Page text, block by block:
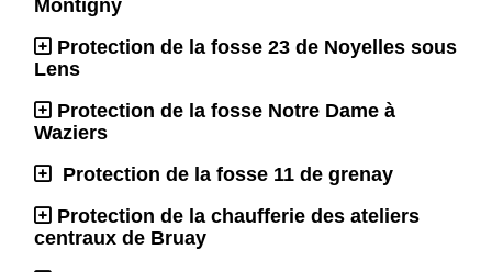
Montigny
Protection de la fosse 23 de Noyelles sous
Lens
Protection de la fosse Notre Dame à
Waziers
Protection de la fosse 11 de grenay
Protection de la chaufferie des ateliers
centraux de Bruay